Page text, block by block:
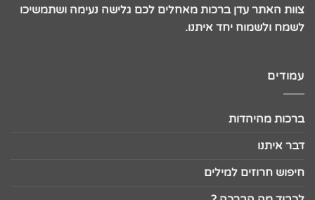
צוות האתר עדן ברכות מאחלים לכם גלישה נעימה ושתמשיכו
לשמח ולשמוח יחד איתנו.
עמודים
ברכות מהיהדות
דבר איתנו
חיפוש חרוזים למילים